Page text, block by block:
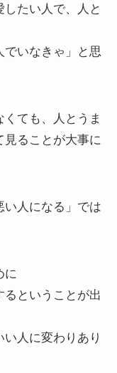
たい人で、人と
でいなきゃ」と思
ても、人とうま
見ることが大事に
い人になる」では
に
ということが出
人に変わりあり